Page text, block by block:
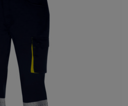
fluorescente
230 g
20471